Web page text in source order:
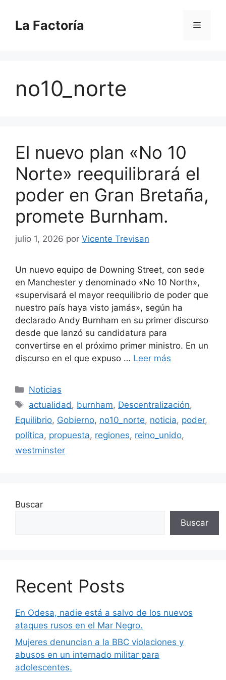
contenido
La Factoría Menú
no10_norte
El nuevo plan «No 10
Norte» reequilibrará el
poder en Gran Bretaña,
promete Burnham.
julio 1, 2026 por Vicente Trevisan
Un nuevo equipo de Downing Street, con sede
en Manchester y denominado «No 10 North»,
«supervisará el mayor reequilibrio de poder que
nuestro país haya visto jamás», según ha
declarado Andy Burnham en su primer discurso
desde que lanzó su candidatura para
convertirse en el próximo primer ministro. En un
discurso en el que expuso … Leer más
Categorías
Noticias
Etiquetas
actualidad , burnham, Descentralización,
Equilibrio, Gobierno, no10_norte, noticia, poder,
política, propuesta, regiones, reino_unido,
westminster
Buscar
Buscar
Recent Posts
En Odesa, nadie está a salvo de los nuevos
ataques rusos en el Mar Negro.
Mujeres denuncian a la BBC violaciones y
abusos en un internado militar para
adolescentes.